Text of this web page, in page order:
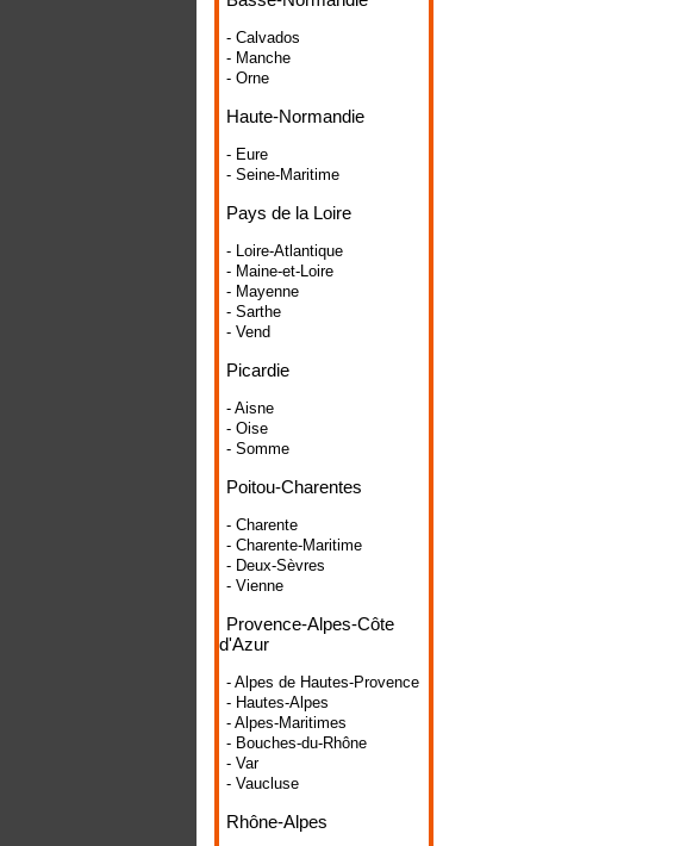
- Calvados
- Manche
- Orne
Haute-Normandie
- Eure
- Seine-Maritime
Pays de la Loire
- Loire-Atlantique
- Maine-et-Loire
- Mayenne
- Sarthe
- Vend
Picardie
- Aisne
- Oise
- Somme
Poitou-Charentes
- Charente
- Charente-Maritime
- Deux-Sèvres
- Vienne
Provence-Alpes-Côte
d'Azur
- Alpes de Hautes-Provence
- Hautes-Alpes
- Alpes-Maritimes
- Bouches-du-Rhône
- Var
- Vaucluse
Rhône-Alpes